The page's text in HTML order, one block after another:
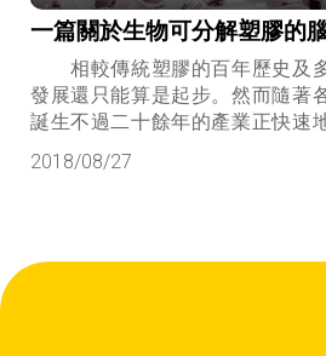
一篇關於生物可分解塑膠的
相較傳統塑膠的百年歷史及
發展還只能算是起步。然而隨著
誕生不過二十餘年的產業正快速
熟的應用是在於取代PE、PP、
膠...
2018/08/27